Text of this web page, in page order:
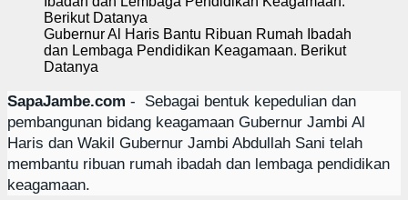
Gubernur Al Haris Bantu Ribuan Rumah Ibadah
dan Lembaga Pendidikan Keagamaan. Berikut
Datanya
SapaJambe.com - Sebagai bentuk kepedulian dan
pembangunan bidang keagamaan Gubernur Jambi Al
Haris dan Wakil Gubernur Jambi Abdullah Sani telah
membantu ribuan rumah ibadah dan lembaga pendidikan
keagamaan.